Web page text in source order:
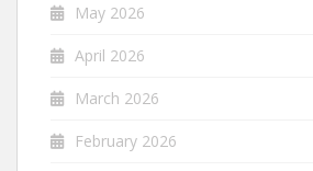
May 2026
April 2026
March 2026
February 2026